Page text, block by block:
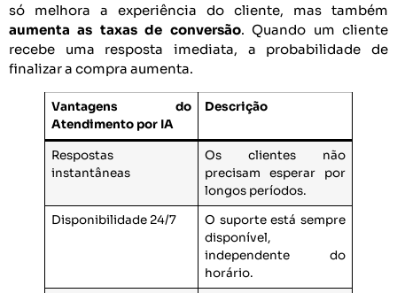
só melhora a experiência do cliente, mas também
aumenta as taxas de conversão. Quando um cliente
recebe uma resposta imediata, a probabilidade de
finalizar a compra aumenta.
Vantagens do
Atendimento por IA
Descrição
Respostas
instantâneas
Os clientes não
precisam esperar por
longos períodos.
Disponibilidade 24/7
O suporte está sempre
disponível,
independente do
horário.